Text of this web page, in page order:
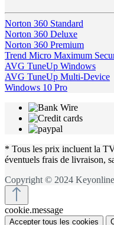
Norton 360 Standard
Norton 360 Deluxe
Norton 360 Premium
Trend Micro Maximum
AVG TuneUp Windows
AVG TuneUp Multi-Device
Windows 10 Pro
* Tous les prix incluent la
éventuels frais de livraison,
Copyright © 2024 Keyonline
cookie.message
Accepter tous les cookies